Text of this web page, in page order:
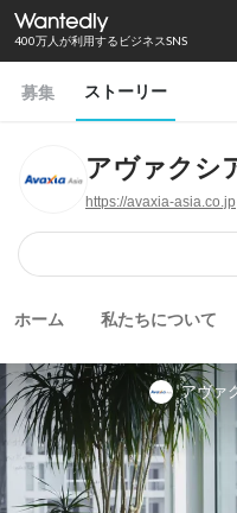
400万人が利用するビジネスSNS
募集 ストーリー
アヴァクシ
https://avaxia-asia.co.jp
ホーム 私たちについて
アヴァ